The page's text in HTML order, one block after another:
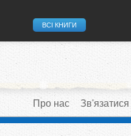
ВСІ КНИГИ
Про нас